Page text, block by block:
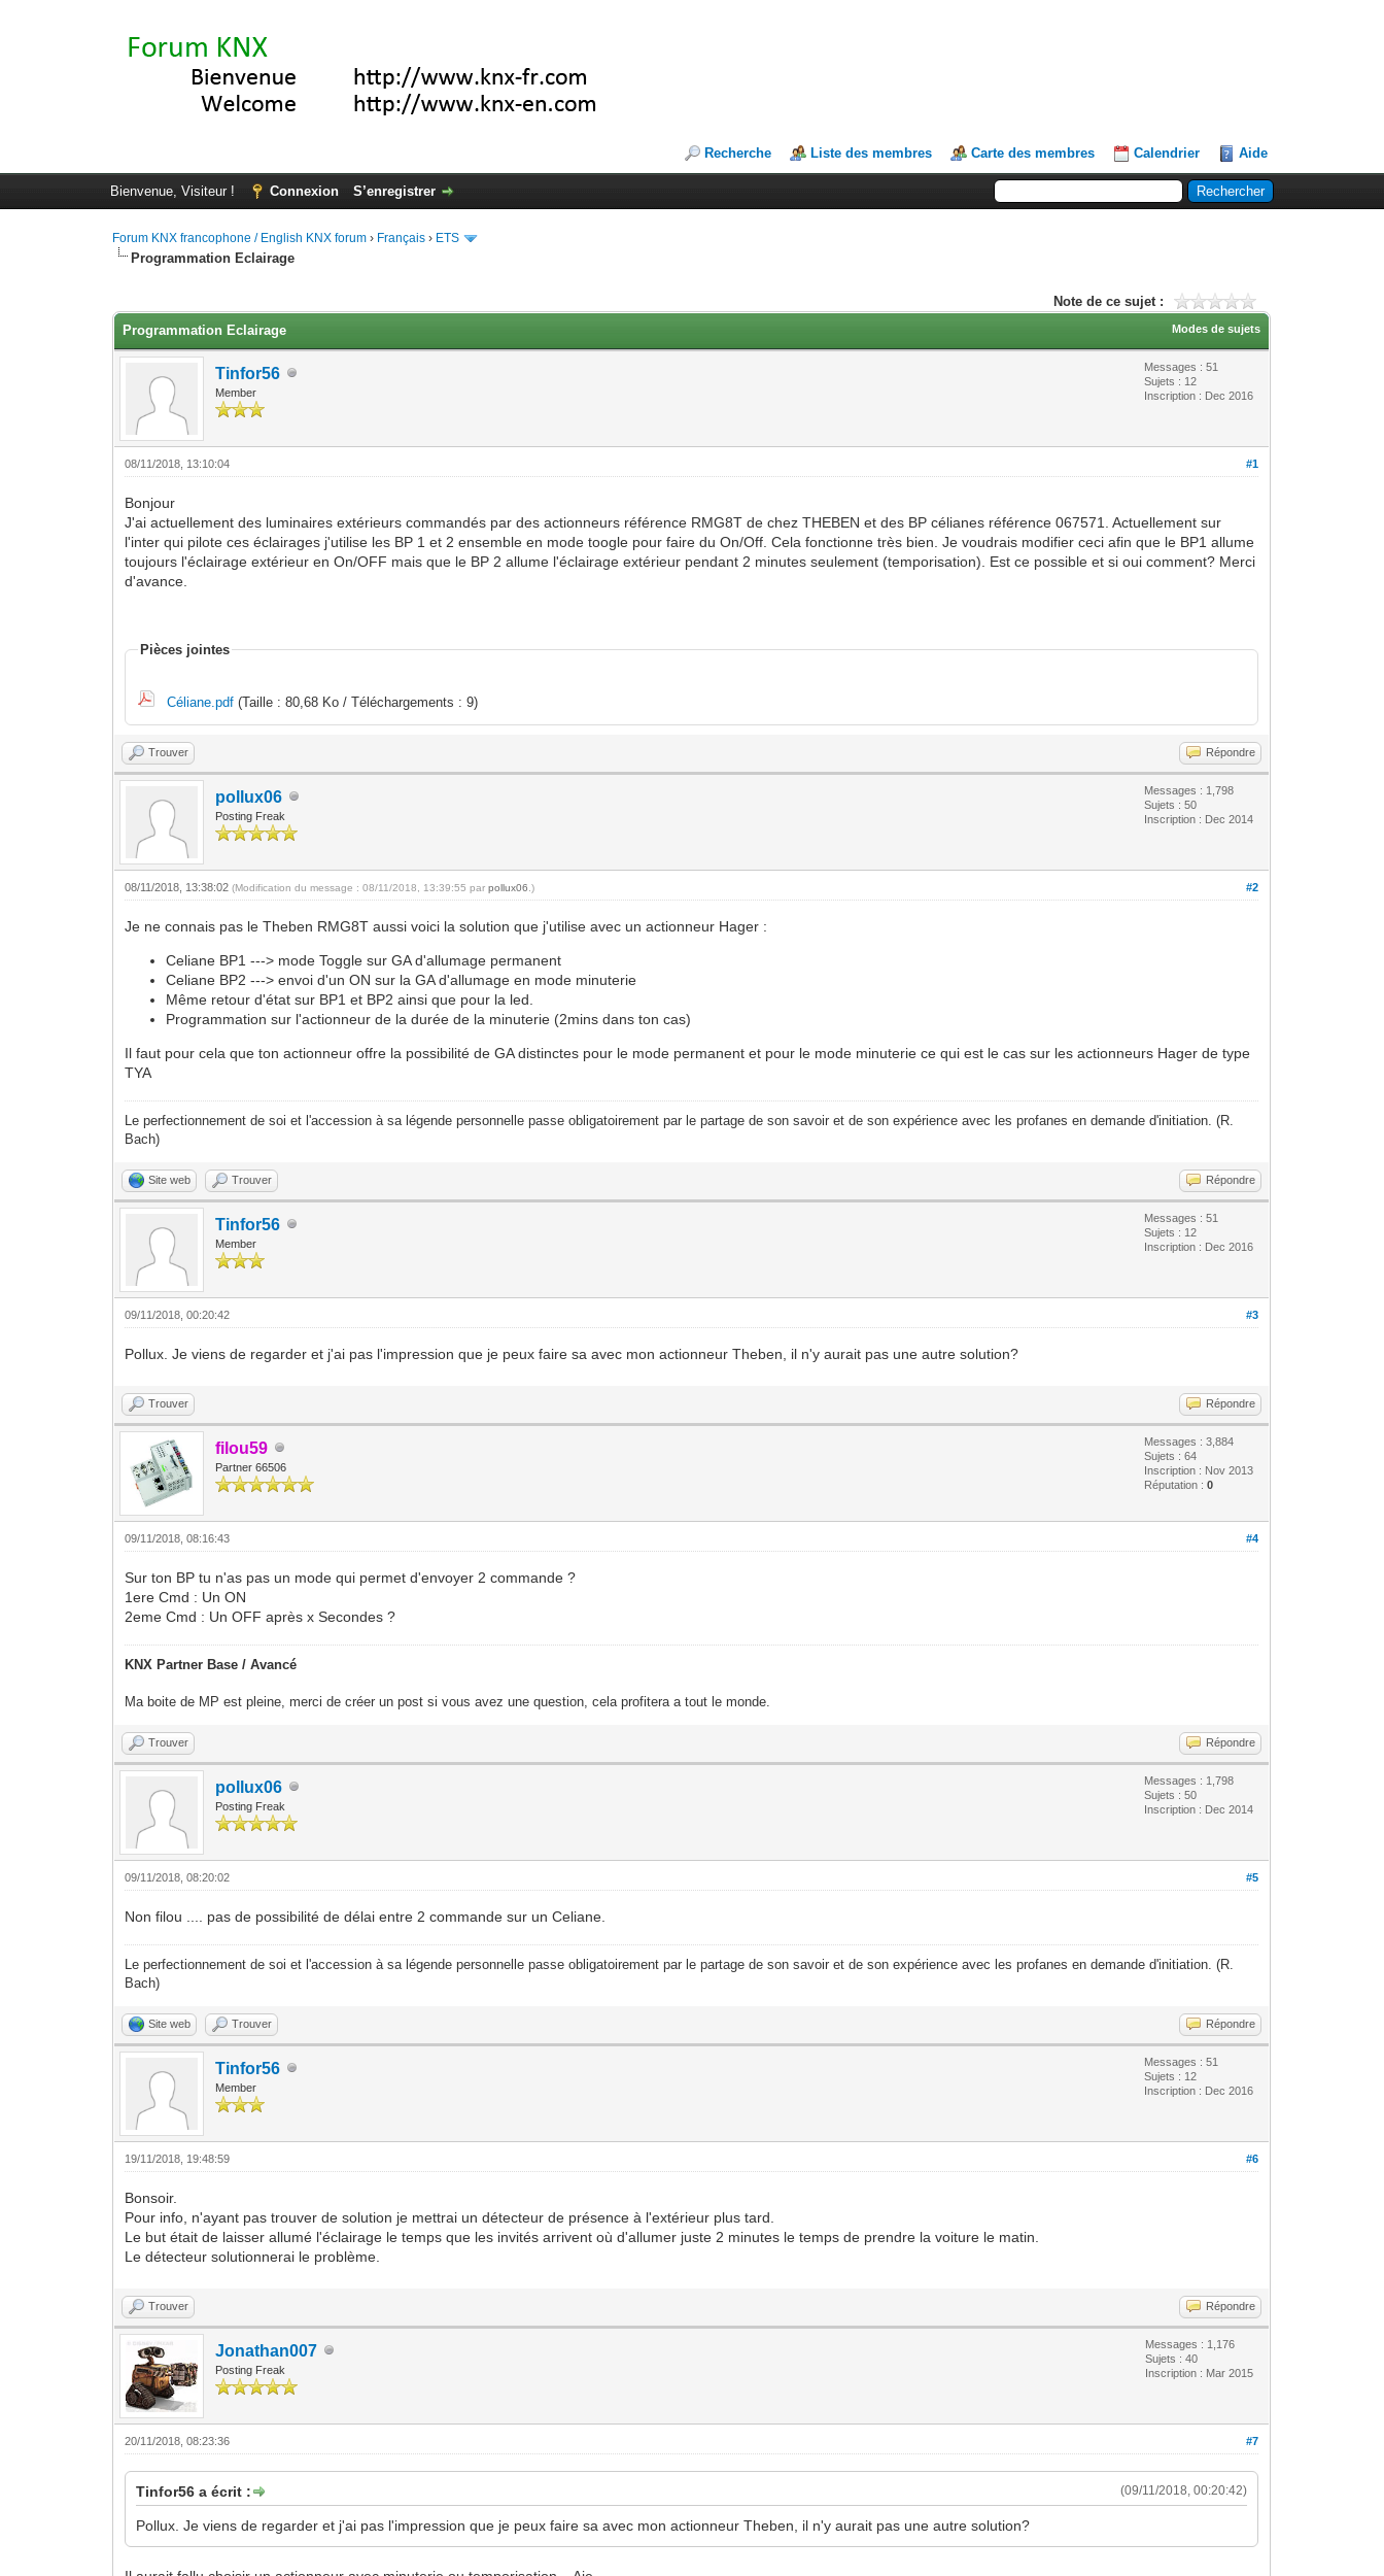
Recherche Liste des membres Carte des membres Calendrier Aide
Bienvenue, Visiteur ! Connexion S’enregistrer
Forum KNX francophone / English KNX forum › Français › ETS
Programmation Eclairage
Note de ce sujet :
Modes de sujets
Programmation Eclairage
Tinfor56
Member
Messages : 51
Sujets : 12
Inscription : Dec 2016
#1
08/11/2018, 13:10:04
Bonjour
J'ai actuellement des luminaires extérieurs commandés par des actionneurs référence RMG8T de chez THEBEN et des BP célianes référence 067571. Actuellement sur
l'inter qui pilote ces éclairages j'utilise les BP 1 et 2 ensemble en mode toogle pour faire du On/Off. Cela fonctionne très bien. Je voudrais modifier ceci afin que le BP1 allume
toujours l'éclairage extérieur en On/OFF mais que le BP 2 allume l'éclairage extérieur pendant 2 minutes seulement (temporisation). Est ce possible et si oui comment? Merci
d'avance.
Pièces jointes
Céliane.pdf (Taille : 80,68 Ko / Téléchargements : 9)
Trouver Répondre
pollux06
Posting Freak
Messages : 1,798
Sujets : 50
Inscription : Dec 2014
#2
08/11/2018, 13:38:02(Modification du message : 08/11/2018, 13:39:55 parpollux06 .)
Je ne connais pas le Theben RMG8T aussi voici la solution que j'utilise avec un actionneur Hager :
Celiane BP1 ---> mode Toggle sur GA d'allumage permanent
Celiane BP2 ---> envoi d'un ON sur la GA d'allumage en mode minuterie
Même retour d'état sur BP1 et BP2 ainsi que pour la led.
Programmation sur l'actionneur de la durée de la minuterie (2mins dans ton cas)
Il faut pour cela que ton actionneur offre la possibilité de GA distinctes pour le mode permanent et pour le mode minuterie ce qui est le cas sur les actionneurs Hager de type
TYA
Le perfectionnement de soi et l'accession à sa légende personnelle passe obligatoirement par le partage de son savoir et de son expérience avec les profanes en demande d'initiation. (R.
Bach)
Site web Trouver Répondre
Tinfor56
Member
Messages : 51
Sujets : 12
Inscription : Dec 2016
#3
09/11/2018, 00:20:42
Pollux. Je viens de regarder et j'ai pas l'impression que je peux faire sa avec mon actionneur Theben, il n'y aurait pas une autre solution?
Trouver Répondre
filou59
Partner 66506
Messages : 3,884
Sujets : 64
Inscription : Nov 2013
Réputation :0
#4
09/11/2018, 08:16:43
Sur ton BP tu n'as pas un mode qui permet d'envoyer 2 commande ?
1ere Cmd : Un ON
2eme Cmd : Un OFF après x Secondes ?
KNX Partner Base / Avancé
Ma boite de MP est pleine, merci de créer un post si vous avez une question, cela profitera a tout le monde.
Trouver Répondre
pollux06
Posting Freak
Messages : 1,798
Sujets : 50
Inscription : Dec 2014
#5
09/11/2018, 08:20:02
Non filou .... pas de possibilité de délai entre 2 commande sur un Celiane.
Le perfectionnement de soi et l'accession à sa légende personnelle passe obligatoirement par le partage de son savoir et de son expérience avec les profanes en demande d'initiation. (R.
Bach)
Site web Trouver Répondre
Tinfor56
Member
Messages : 51
Sujets : 12
Inscription : Dec 2016
#6
19/11/2018, 19:48:59
Bonsoir.
Pour info, n'ayant pas trouver de solution je mettrai un détecteur de présence à l'extérieur plus tard.
Le but était de laisser allumé l'éclairage le temps que les invités arrivent où d'allumer juste 2 minutes le temps de prendre la voiture le matin.
Le détecteur solutionnerai le problème.
Trouver Répondre
Jonathan007
Posting Freak
Messages : 1,176
Sujets : 40
Inscription : Mar 2015
#7
20/11/2018, 08:23:36
(09/11/2018, 00:20:42)
Tinfor56 a écrit :
Pollux. Je viens de regarder et j'ai pas l'impression que je peux faire sa avec mon actionneur Theben, il n'y aurait pas une autre solution?